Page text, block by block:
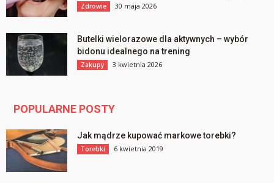
Zdrowie 30 maja 2026
Butelki wielorazowe dla aktywnych – wybór
bidonu idealnego na trening
Zakupy 3 kwietnia 2026
POPULARNE POSTY
Jak mądrze kupować markowe torebki?
Torebki 6 kwietnia 2019